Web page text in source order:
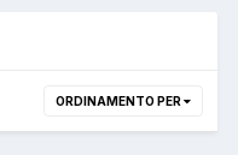
ORDINAMENTO PER